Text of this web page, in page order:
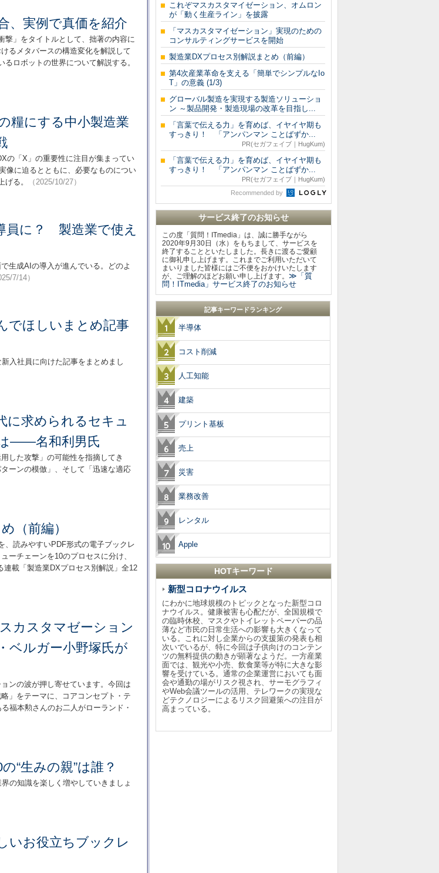
、実例で真価を紹介
撃」をタイトルとして、拙著の内容に
るメタバースの構造変化を解説して
ロボットの世界について解説する。
糧にする中小製造業
の「X」の重要性に注目が集まってい
像に迫るとともに、必要なものについ
る。
（2025/10/27）
員に？ 製造業で使え
生成AIの導入が進んでいる。どのよ
7/14）
でほしいまとめ記事
入社員に向けた記事をまとめまし
に求められるセキュ
――名和利男氏
した攻撃」の可能性を指摘してき
ーンの模倣」、そして「迅速な適応
（前編）
、読みやすいPDF形式の電子ブックレ
ーチェーンを10のプロセスに分け、
載「製造業DXプロセス別解説」全12
カスタマゼーション
ベルガー小野塚氏が
ンの波が押し寄せています。今回は
」をテーマに、コアコンセプト・テ
福本勲さんのお二人がローランド・
“生みの親”は誰？
の知識を楽しく増やしていきましょ
いお役立ちブックレ
これぞマスカスタマイゼーション、オムロン
が「動く生産ライン」を披露
「マスカスタマイゼーション」実現のための
コンサルティングサービスを開始
製造業DXプロセス別解説まとめ（前編）
第4次産業革命を支える「簡単でシンプルなIo
T」の意義 (1/3)
グローバル製造を実現する製造ソリューショ
ン ～製品開発・製造現場の改革を目指し...
「言葉で伝える力」を育めば、イヤイヤ期も
すっきり！ 「アンパンマン ことばずか...
PR(セガフェイブ｜HugKum)
「言葉で伝える力」を育めば、イヤイヤ期も
すっきり！ 「アンパンマン ことばずか...
PR(セガフェイブ｜HugKum)
Recommended by
サービス終了のお知らせ
この度「質問！ITmedia」は、誠に勝手ながら
2020年9月30日（水）をもちまして、サービスを
終了することといたしました。長きに渡るご愛顧
に御礼申し上げます。これまでご利用いただいて
まいりました皆様にはご不便をおかけいたします
が、ご理解のほどお願い申し上げます。 ≫「質
問！ITmedia」サービス終了のお知らせ
記事キーワードランキング
半導体
コスト削減
人工知能
建築
プリント基板
売上
災害
業務改善
レンタル
Apple
HOTキーワード
新型コロナウイルス
にわかに地球規模のトピックとなった新型コロ
ナウイルス。健康被害も心配だが、全国規模で
の臨時休校、マスクやトイレットペーパーの品
薄など市民の日常生活への影響も大きくなって
いる。これに対し企業からの支援策の発表も相
次いでいるが、特に今回は子供向けのコンテン
ツの無料提供の動きが顕著なようだ。一方産業
面では、観光や小売、飲食業等が特に大きな影
響を受けている。通常の企業運営においても面
会や通勤の場がリスク視され、サーモグラフィ
やWeb会議ツールの活用、テレワークの実現な
どテクノロジーによるリスク回避策への注目が
高まっている。